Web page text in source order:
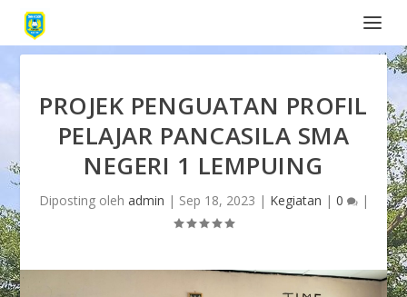
PROJEK PENGUATAN PROFIL
PELAJAR PANCASILA SMA
NEGERI 1 LEMPUING
Diposting oleh admin | Sep 18, 2023 | Kegiatan | 0 |